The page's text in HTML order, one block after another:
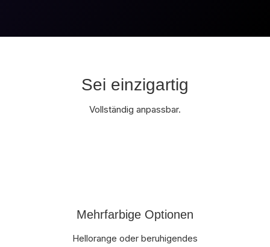
Sei einzigartig
Vollständig anpassbar.
Mehrfarbige Optionen
Hellorange oder beruhigendes